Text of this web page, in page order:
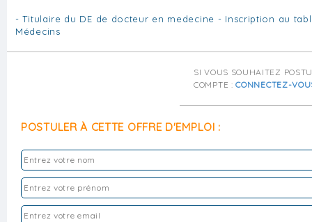
- Titulaire du DE de docteur en medecine - Inscription au
Médecins
SI VOUS SOUHAITEZ
COMPTE :CONNECTEZ-
POSTULER À CETTE OFFRE D'EMPLOI :